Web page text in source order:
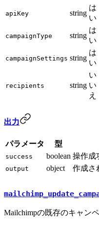
apiKey string
は
い
campaignType string
は
い
campaignSettings string
は
い
recipients string
い
い
え
出力
パラメータ 型
success boolean 操作成
output object 作成さ
Mailchimpの既存のキャン